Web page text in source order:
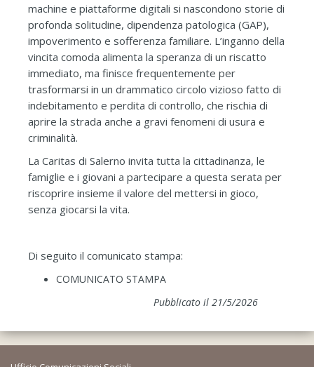
machine e piattaforme digitali si nascondono storie di
profonda solitudine, dipendenza patologica (GAP),
impoverimento e sofferenza familiare. L’inganno della
vincita comoda alimenta la speranza di un riscatto
immediato, ma finisce frequentemente per
trasformarsi in un drammatico circolo vizioso fatto di
indebitamento e perdita di controllo, che rischia di
aprire la strada anche a gravi fenomeni di usura e
criminalità.
La Caritas di Salerno invita tutta la cittadinanza, le
famiglie e i giovani a partecipare a questa serata per
riscoprire insieme il valore del mettersi in gioco,
senza giocarsi la vita.
Di seguito il comunicato stampa:
COMUNICATO STAMPA
Pubblicato il 21/5/2026